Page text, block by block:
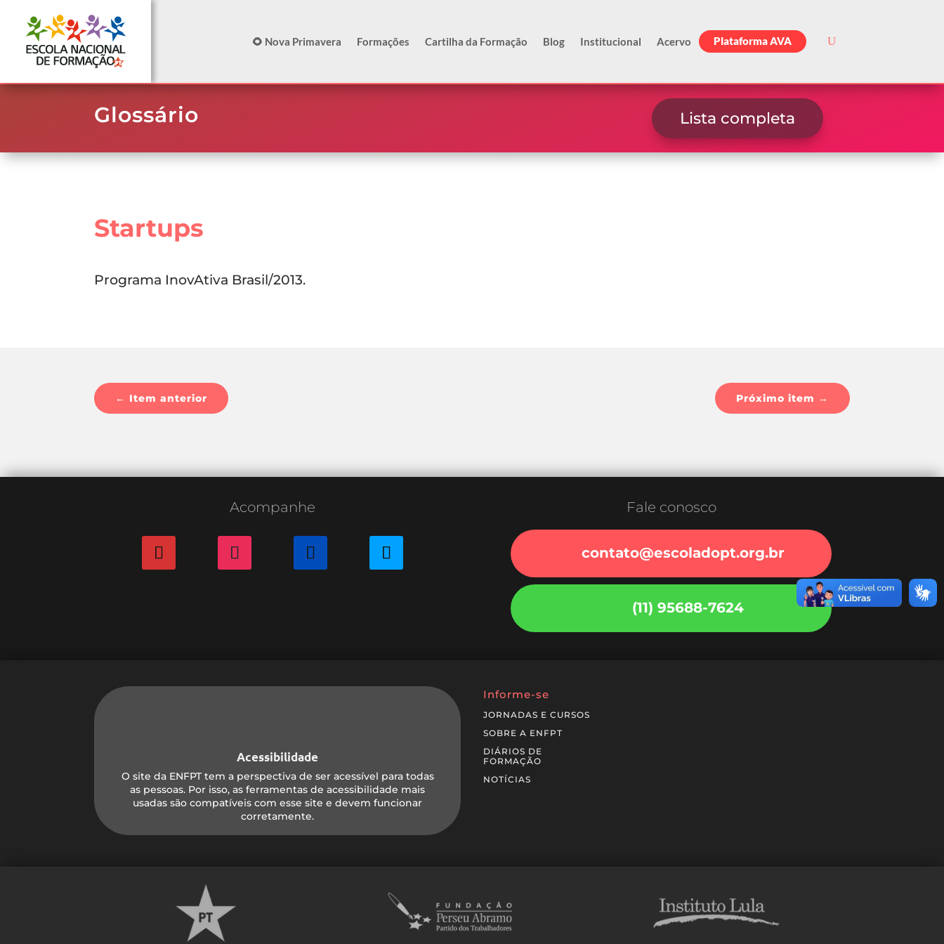
🌻 Nova Primavera Formações Cartilha da Formação Blog Institucional Acervo Plataforma AVA
Glossário Lista completa
Startups
Programa InovAtiva Brasil/2013.
← Item anterior Próximo item →
Acompanhe Fale conosco
contato@escoladopt.org.br
(11) 95688-7624
Acessibilidade
O site da ENFPT tem a perspectiva de ser acessível para todas
as pessoas. Por isso, as ferramentas de acessibilidade mais
usadas são compatíveis com esse site e devem funcionar
corretamente.
Informe-se
JORNADAS E CURSOS
SOBRE A ENFPT
DIÁRIOS DE
FORMAÇÃO
NOTÍCIAS